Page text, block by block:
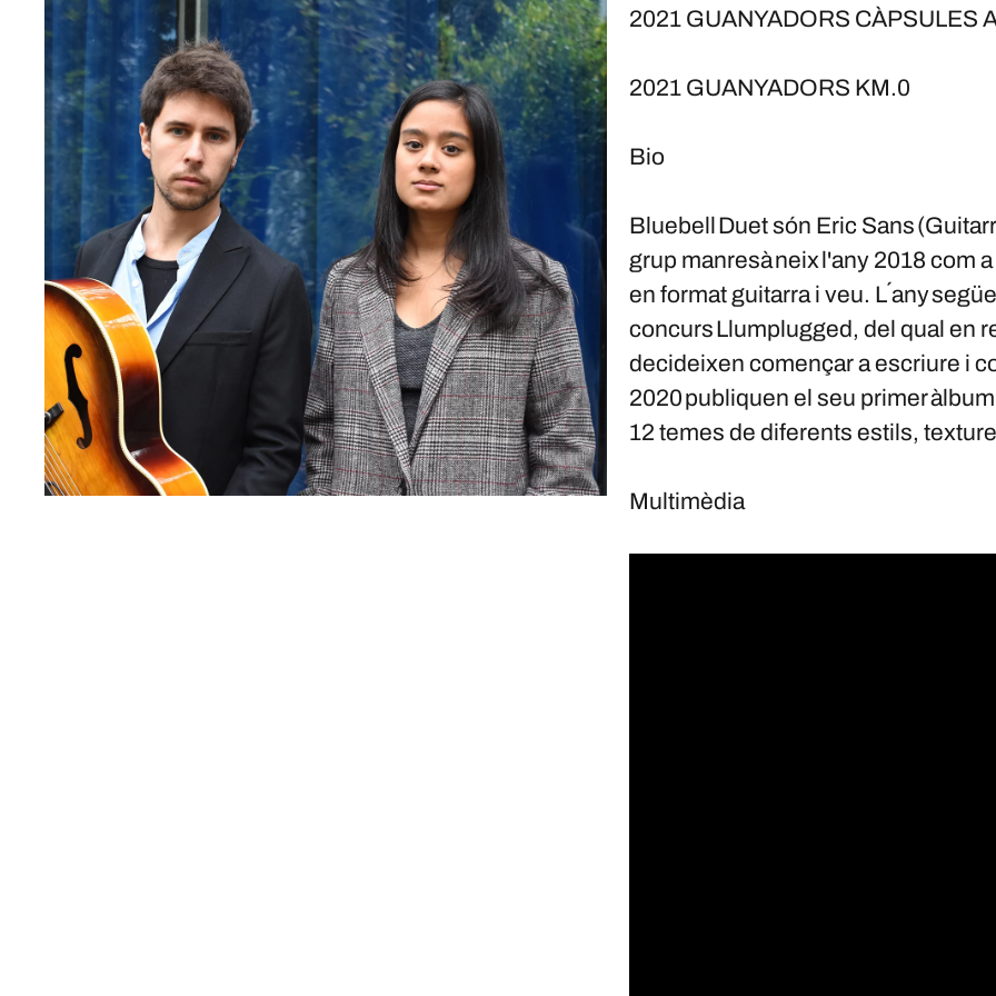
2021 GUANYADORS CÀPSULES
2021 GUANYADORS KM.0
Bio
Bluebell Duet són Eric Sans
grup manresà neix l'any 2018 com
en format guitarra i veu. L´any
concurs Llumplugged, del qual en
decideixen començar a escriure i
2020 publiquen el seu primer
12 temes de diferents estils,
Multimèdia